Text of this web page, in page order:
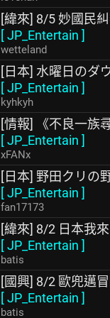
[緯來] 8/5 妙國民
[JP_Entertain ]
wetteland
[日本] 水曜日のダ
[JP_Entertain ]
kyhkyh
[情報] 《不良一族
[JP_Entertain ]
xFANx
[日本] 野田クリの
[JP_Entertain ]
fan17173
[緯來] 8/2 日本我
[JP_Entertain ]
batis
[國興] 8/2 歐兜邁
[JP_Entertain ]
batis